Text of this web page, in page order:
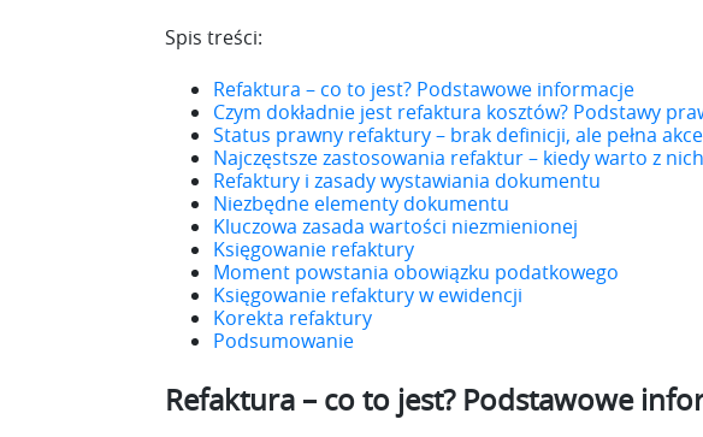
Spis treści:
Refaktura – co to jest? Podstawowe informacje
Czym dokładnie jest refaktura kosztów? Podstawy
Status prawny refaktury – brak definicji, ale pełna
Najczęstsze zastosowania refaktur – kiedy warto z
Refaktury i zasady wystawiania dokumentu
Niezbędne elementy dokumentu
Kluczowa zasada wartości niezmienionej
Księgowanie refaktury
Moment powstania obowiązku podatkowego
Księgowanie refaktury w ewidencji
Korekta refaktury
Podsumowanie
Refaktura – co to jest? Podstawowe